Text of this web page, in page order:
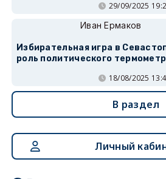
29/09/2025
Иван Ермаков
Избирательная игра в
роль политического
18/08/2025
В раздел
Личный